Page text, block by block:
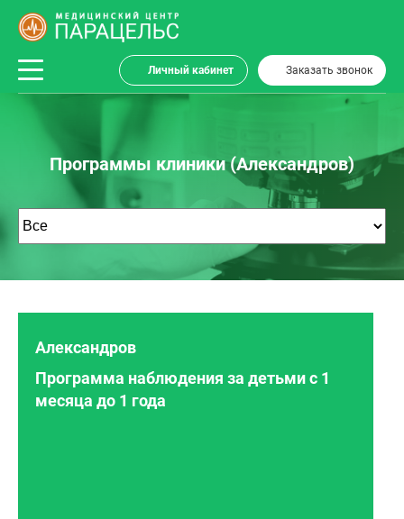
Личный кабинет Заказать звонок
Программы клиники (Александров)
Александров
Программа наблюдения за детьми с 1
месяца до 1 года